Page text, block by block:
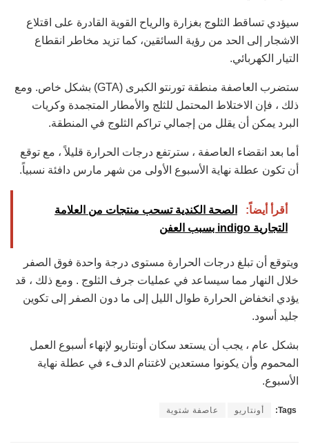
سيؤدي تساقط الثلوج بغزارة والرياح القوية القادرة على اقتلاع
الاشجار إلى الحد من رؤية السائقين، كما تزيد مخاطر انقطاع
التيار الكهربائي.
ستضرب العاصفة منطقة تورنتو الكبرى (GTA) بشكل خاص. ومع
ذلك ، فإن الاختلاط المحتمل للثلج والأمطار المتجمدة وكريات
البرد يمكن أن يقلل من إجمالي تراكم الثلوج في المنطقة.
أما بعد انقضاء العاصفة ، سترتفع درجات الحرارة قليلاً ، مع توقع
أن تكون عطلة نهاية الأسبوع الأولى من شهر مارس دافئة نسبياً.
أقرأ أيضاً:
الصحة الكندية تسحب منتجات من العلامة
التجارية indigo بسبب العفن
ويتوقع أن تبلغ درجات الحرارة مستوى درجة واحدة فوق الصفر
خلال النهار مما سيساعد في عمليات جرف الثلوج . ومع ذلك ، قد
يؤدي انخفاض الحرارة طوال الليل إلى ما دون الصفر إلى تكوين
جليد أسود.
بشكل عام ، يجب أن يستعد سكان أونتاريو لإنهاء أسبوع العمل
المحموم وأن يكونوا مستعدين لاغتنام الدفء في عطلة نهاية
الأسبوع.
Tags: أونتاريو عاصفة شتوية